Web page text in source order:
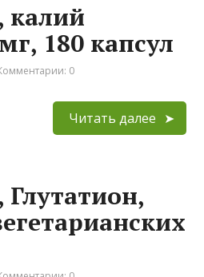
калий
180 капсул
0
Читать далее
Глутатион,